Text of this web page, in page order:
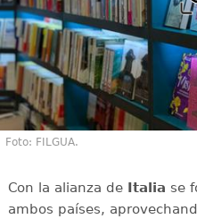
Foto: FILGUA.
Con la alianza deItalia se
ambos países,